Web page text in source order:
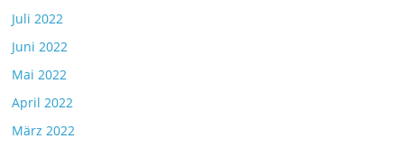
Juli 2022
Juni 2022
Mai 2022
April 2022
März 2022